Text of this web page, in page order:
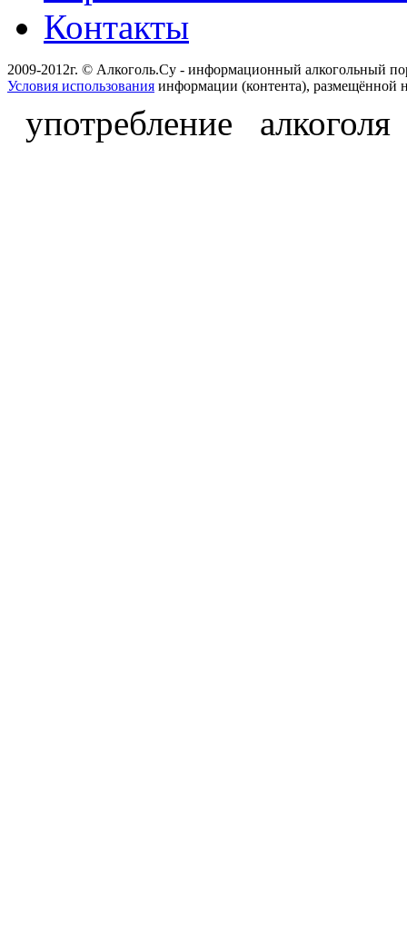
Контакты
2009-2012г. © Алкоголь.Су - информационный алкогольный
Условия использования информации (контента), размещённой
употребление